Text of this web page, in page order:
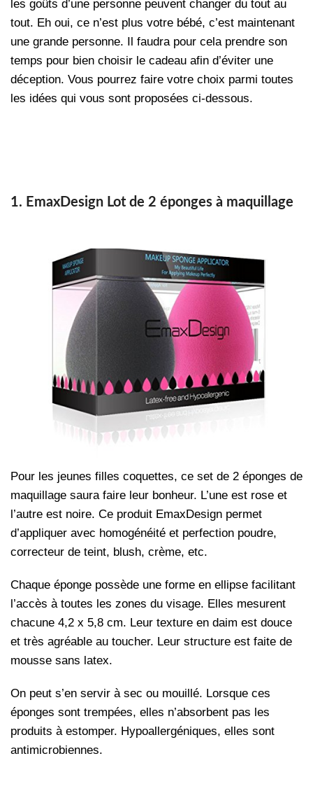
les goûts d’une personne peuvent changer du tout au
tout. Eh oui, ce n’est plus votre bébé, c’est maintenant
une grande personne. Il faudra pour cela prendre son
temps pour bien choisir le cadeau afin d’éviter une
déception. Vous pourrez faire votre choix parmi toutes
les idées qui vous sont proposées ci-dessous.
1. EmaxDesign Lot de 2 éponges à maquillage
Pour les jeunes filles coquettes, ce set de 2 éponges de
maquillage saura faire leur bonheur. L’une est rose et
l’autre est noire. Ce produit EmaxDesign permet
d’appliquer avec homogénéité et perfection poudre,
correcteur de teint, blush, crème, etc.
Chaque éponge possède une forme en ellipse facilitant
l’accès à toutes les zones du visage. Elles mesurent
chacune 4,2 x 5,8 cm. Leur texture en daim est douce
et très agréable au toucher. Leur structure est faite de
mousse sans latex.
On peut s’en servir à sec ou mouillé. Lorsque ces
éponges sont trempées, elles n’absorbent pas les
produits à estomper. Hypoallergéniques, elles sont
antimicrobiennes.